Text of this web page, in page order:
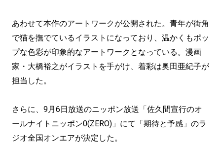
あわせて本作のアートワークが公開された。青年が街角
で猫を撫でているイラストになっており、温かくもポッ
プな色彩が印象的なアートワークとなっている。漫画
家・大橋裕之がイラストを手がけ、着彩は奥田亜紀子が
担当した。
さらに、9月6日放送のニッポン放送「佐久間宣行のオ
ールナイトニッポン0(ZERO)」にて「期待と予感」のラ
ジオ全国オンエアが決定した。